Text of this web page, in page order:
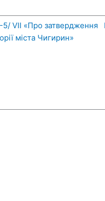
5/ VII «Про затвердження
міста Чигирин»